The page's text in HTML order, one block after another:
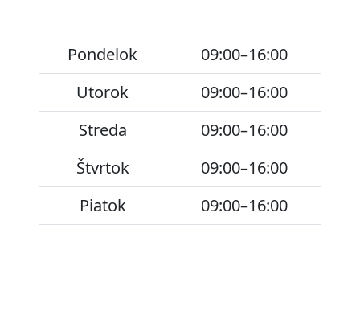
Pondelok
09:00–16:00
Utorok
09:00–16:00
Streda
09:00–16:00
Štvrtok
09:00–16:00
Piatok
09:00–16:00